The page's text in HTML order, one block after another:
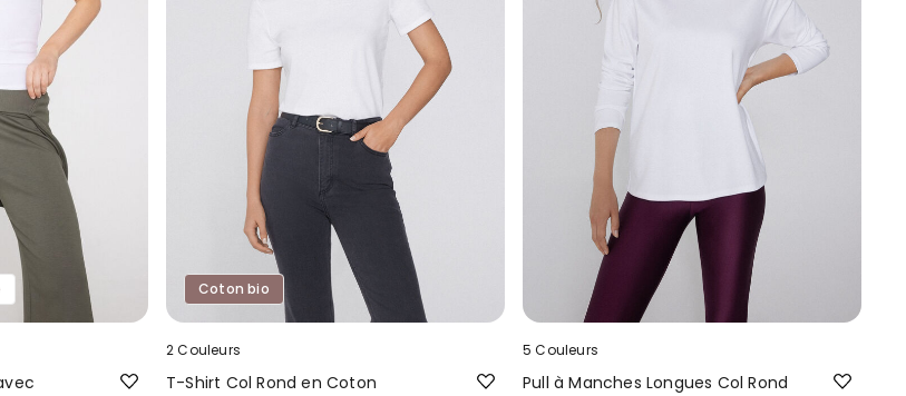
Coton bio
2 Couleurs
T-Shirt Col Rond en Coton
5 Couleurs
Pull à Manches Longues Col Rond